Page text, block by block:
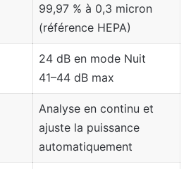
99,97 % à 0,3 micron
(référence HEPA)
24 dB en mode Nuit
41–44 dB max
Analyse en continu et
ajuste la puissance
automatiquement